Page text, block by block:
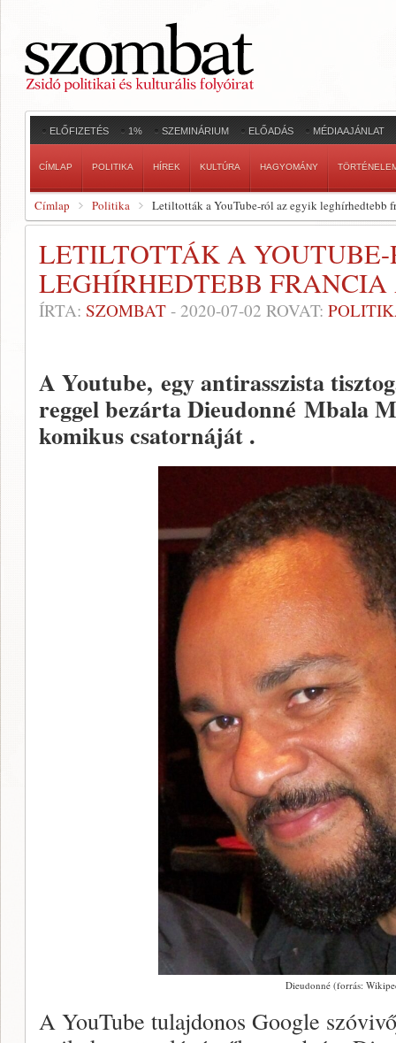
ELŐFIZETÉS 1% SZEMINÁRIUM ELŐADÁS MÉDIAAJÁNLAT
CÍMLAP POLITIKA HÍREK KULTÚRA HAGYOMÁNY
Címlap Politika Letiltották a YouTube-ról az egyik leghírhedtebb
LETILTOTTÁK A
LEGHÍRHEDTEBB
ÍRTA: SZOMBAT - 2020-07-02 ROVAT:
A Youtube, egy antirasszista
reggel bezárta Dieudonné Mbala
komikus csatornáját .
Dieudonné (forrás:
A YouTube tulajdonos Google